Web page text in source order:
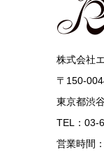
株式会社
〒150-
東京都渋
TEL：03-
営業時間